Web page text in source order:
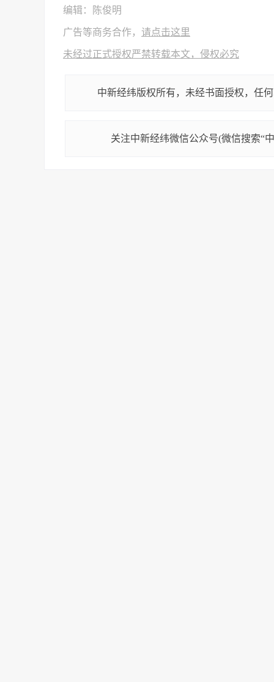
编辑：陈俊明
广告等商务合作， 请点击这里
未经过正式授权严禁转载本文，侵权必究
中新经纬版权所有，未经书面授权，任
关注中新经纬微信公众号(微信搜索“